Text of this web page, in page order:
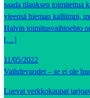
saada tilauksen toimitettua
yleensä hieman kalliimpi,
Halvin toimitusvaihtoehto
[…]
11/05/2022
Vaihdevuodet – se ei ole
Luevat verkkokaupat